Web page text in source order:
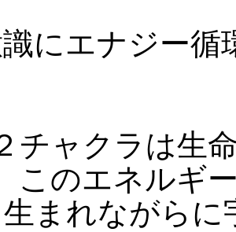
にエナジー循
チャクラは生
このエネルギ
生まれながらに